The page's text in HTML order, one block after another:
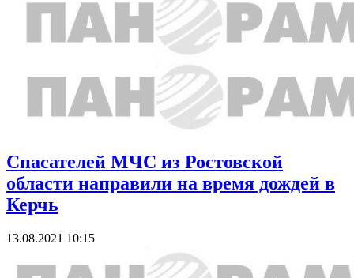
Спасателей МЧС из Ростовской
области направили на время дождей в
Керчь
13.08.2021 10:15